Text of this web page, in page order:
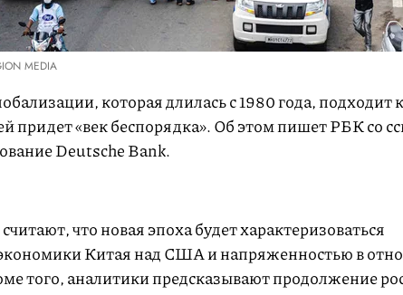
MEDIA
которая длилась с 1980 года, подходит
придет «век беспорядка». Об этом пишет РБК со
Deutsche Bank.
что новая эпоха будет характеризоваться
Китая над США и напряженностью в
того, аналитики предсказывают продолжение